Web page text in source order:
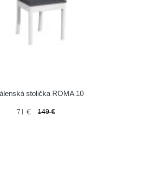
stolička ROMA 10
71 € 149 €